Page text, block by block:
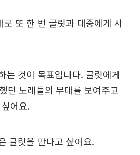
로 또 한 번 글릿과 대중에게 사
는 것이 목표입니다. 글릿에게
던 노래들의 무대를 보여주고
어요.
글릿을 만나고 싶어요.